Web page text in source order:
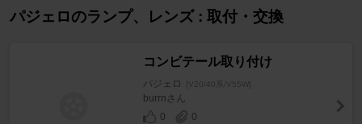
パジェロのランプ、レンズ : 取付・交換
コンビテール取り付け
パジェロ [V20/40系/V55W]
burrnさん
0
0